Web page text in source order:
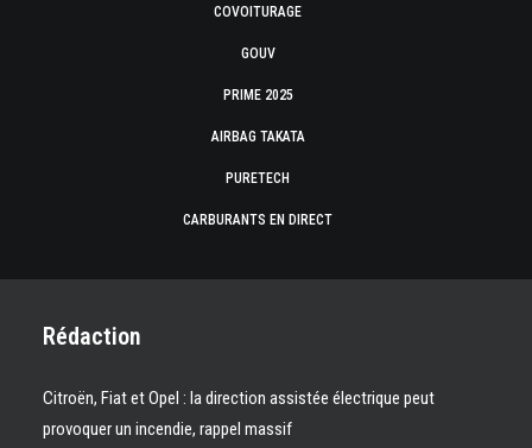
COVOITURAGE
GOUV
PRIME 2025
AIRBAG TAKATA
PURETECH
CARBURANTS EN DIRECT
Rédaction
Citroën, Fiat et Opel : la direction assistée électrique peut
provoquer un incendie, rappel massif